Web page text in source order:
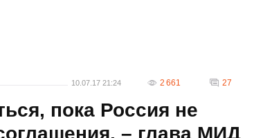
10.07.17 21:24 2 661 27
пока Россия не
– глава МИД